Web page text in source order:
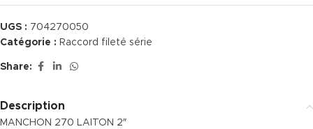
UGS : 704270050
Catégorie : Raccord fileté série
Share:
Description
MANCHON 270 LAITON 2″